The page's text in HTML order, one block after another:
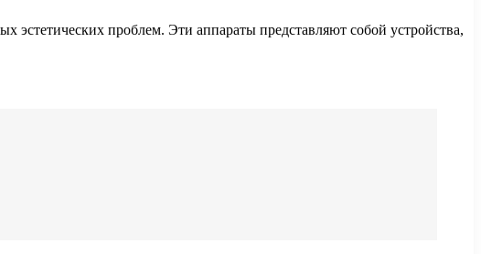
проблем. Эти аппараты представляют собой устройства,